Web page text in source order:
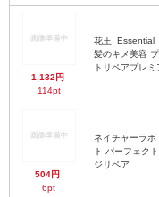
1,132円
114pt
花王
髪のキメ美容
トリペアプレ
504円
6pt
ネイチャーラボ
ト パーフェク
ジリペア